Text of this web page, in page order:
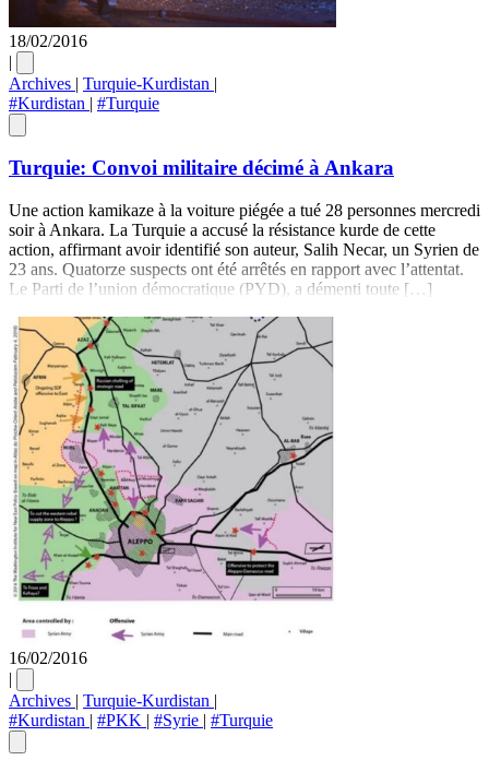
18/02/2016
|
Archives | Turquie-Kurdistan |
#Kurdistan | #Turquie
Turquie: Convoi militaire décimé à Ankara
Une action kamikaze à la voiture piégée a tué 28 personnes mercredi
soir à Ankara. La Turquie a accusé la résistance kurde de cette
action, affirmant avoir identifié son auteur, Salih Necar, un Syrien de
23 ans. Quatorze suspects ont été arrêtés en rapport avec l’attentat.
Le Parti de l’union démocratique (PYD), a démenti toute […]
16/02/2016
|
Archives | Turquie-Kurdistan |
#Kurdistan | #PKK | #Syrie | #Turquie